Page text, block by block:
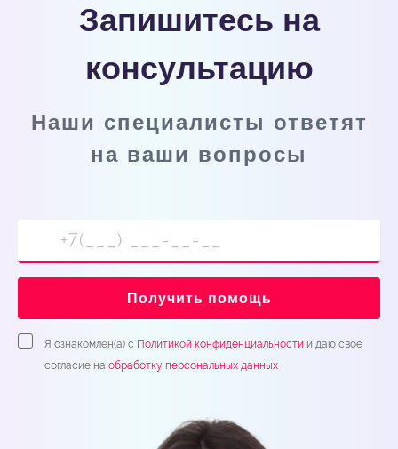
Запишитесь на
консультацию
Наши специалисты ответят
на ваши вопросы
Получить помощь
Я ознакомлен(а) с Политикой конфиденциальности и даю свое
согласие на обработку персональных данных